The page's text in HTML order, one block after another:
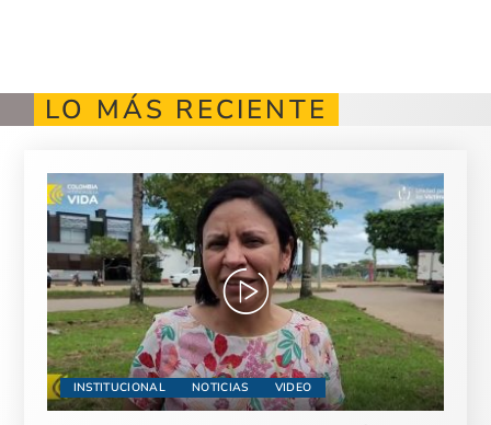
LO MÁS RECIENTE
INSTITUCIONAL NOTICIAS VIDEO